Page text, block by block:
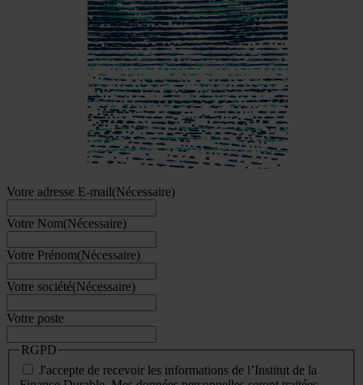
Votre adresse E-mail(Nécessaire)
Votre Nom(Nécessaire)
Votre Prénom(Nécessaire)
Votre société(Nécessaire)
Votre poste
RGPD
J'accepte de recevoir les informations de l’Institut de la